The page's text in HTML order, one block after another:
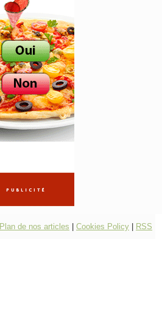
Plan de nos articles Cookies Policy RSS